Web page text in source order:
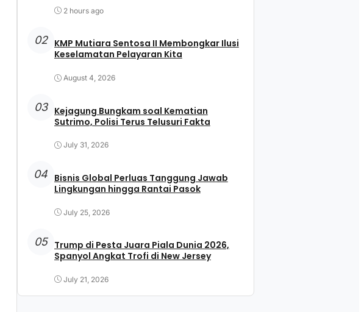
2 hours ago
02
KMP Mutiara Sentosa II Membongkar Ilusi
Keselamatan Pelayaran Kita
August 4, 2026
03
Kejagung Bungkam soal Kematian
Sutrimo, Polisi Terus Telusuri Fakta
July 31, 2026
04 Bisnis Global Perluas Tanggung Jawab
Lingkungan hingga Rantai Pasok
July 25, 2026
05
Trump di Pesta Juara Piala Dunia 2026,
Spanyol Angkat Trofi di New Jersey
July 21, 2026